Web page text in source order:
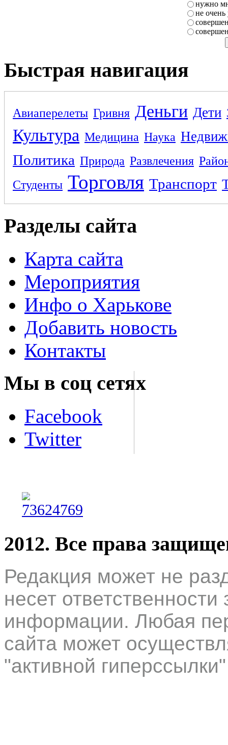
нужно
не очень
Быстрая навигация
Авиаперелеты Гривня Деньги Дети
Культура Медицина Наука
Политика Природа Развлечения
Студенты Торговля Транспорт
Разделы сайта
Карта сайта
Мероприятия
Инфо о Харькове
Добавить новость
Контакты
Мы в соц сетях
Facebook
Twitter
2012. Все права
Редакция может не
несет
информации. Любая
сайта может
"активной